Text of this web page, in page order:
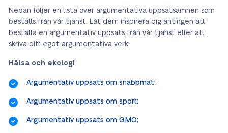
Nedan följer en lista över argumentativa uppsatsämnen som
beställs från vår tjänst. Låt dem inspirera dig antingen att
beställa en argumentativ uppsats från vår tjänst eller att
skriva ditt eget argumentativa verk:
Hälsa och ekologi
Argumentativ uppsats om snabbmat;
Argumentativ uppsats om sport;
Argumentativ uppsats om GMO;